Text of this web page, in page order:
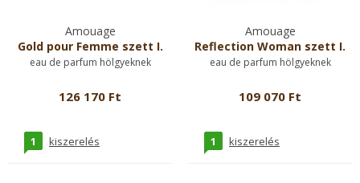
Amouage
Gold pour Femme szett I.
eau de parfum hölgyeknek
126 170 Ft
1 kiszerelés
Amouage
Reflection Woman szett I.
eau de parfum hölgyeknek
109 070 Ft
1 kiszerelés